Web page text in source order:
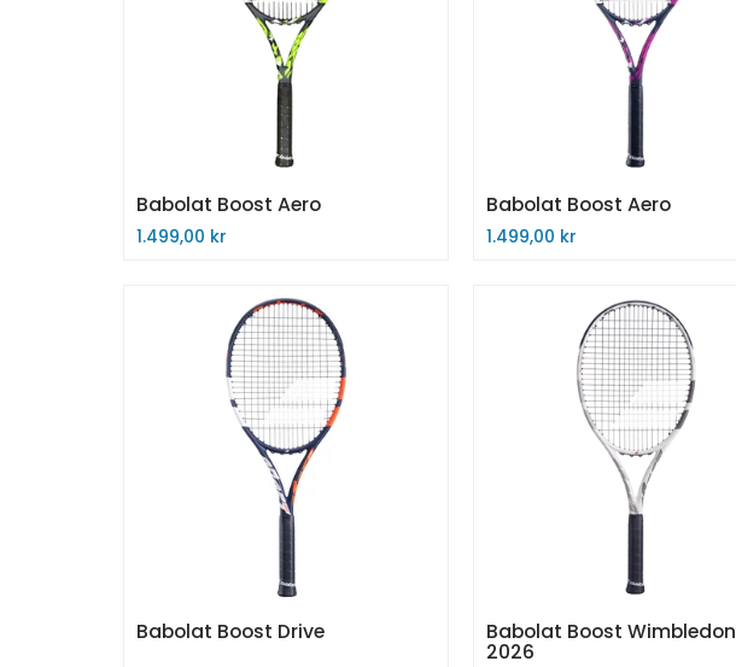
Babolat Boost Aero
1.499,00 kr
Babolat Boost Aero
1.499,00 kr
Babolat Boost Drive Babolat Boost Wimbledon
2026